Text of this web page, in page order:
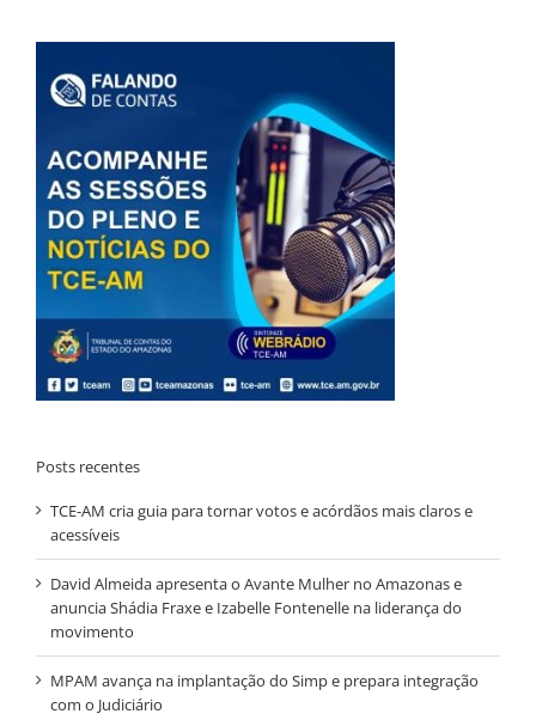
Posts recentes
TCE-AM cria guia para tornar votos e acórdãos mais claros e
acessíveis
David Almeida apresenta o Avante Mulher no Amazonas e
anuncia Shádia Fraxe e Izabelle Fontenelle na liderança do
movimento
MPAM avança na implantação do Simp e prepara integração
com o Judiciário